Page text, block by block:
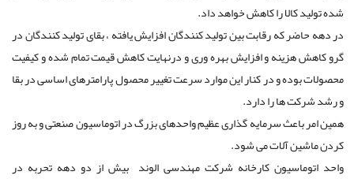
شده تولید کالا را کاهش خواهد داد.
در دهه حاضر که رقابت بین تولید کنندگان افزایش یافته ، بقای تولید کنندگان در
گرو کاهش هزینه و افزایش بهره وری و درنهایت کاهش قیمت تمام شده و کیفیت
محصولات بوده و در کنار این موارد سرعت تغییر محصول پارامترهای اساسی در بقا
و رشد شرکت ها را دارد.
همین امر باعث سرمایه گذاری عظیم واحدهای بزرگ در اتوماسیون صنعتی و به روز
کردن ماشین آلات می شود.
واحد اتوماسیون کارخانه شرکت مهندسی الوند بیش از دو دهه تحربه در